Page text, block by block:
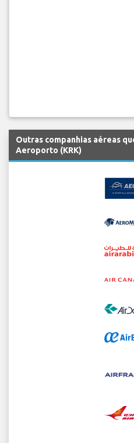
Outras companhias aéreas
Aeroporto (KRK)